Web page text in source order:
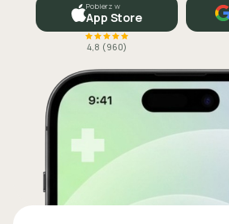
Pobierz w
App Store
4,8 (960)